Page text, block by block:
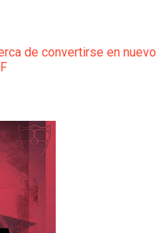
de convertirse en nuevo